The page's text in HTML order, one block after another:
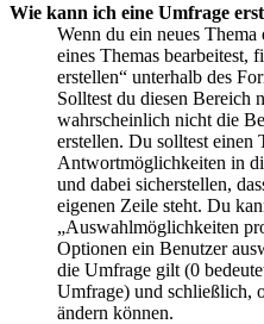
Wie kann ich eine Umfrage
Wenn du ein neues
eines Themas bearbeitest,
erstellen“ unterhalb des
Solltest du diesen Bereich
wahrscheinlich nicht die
erstellen. Du solltest einen
Antwortmöglichkeiten in
und dabei sicherstellen,
eigenen Zeile steht. Du
„Auswahlmöglichkeiten
Optionen ein Benutzer
die Umfrage gilt (0
Umfrage) und schließlich,
ändern können.